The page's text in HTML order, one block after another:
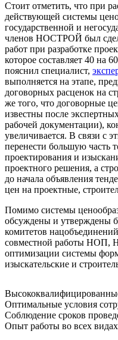
Стоит отметить, что при
действующей системы
государственной и
членов НОСТРОЙ был
работ при разработке
которое составляет 40 на
пояснил специалист,
выполняется на этапе,
договорных расценок на
же того, что договорные
известны после
рабочей документации),
увеличивается. В связи с
перенести большую часть
проектирования и
проектного решения, а
до начала объявления
цен на проектные,
Помимо системы
обсуждены и утверждены
комитетов
совместной работы
оптимизации системы
изыскательские и
Оптимальные условия
Соблюдение сроков
Опыт работы во всех видах